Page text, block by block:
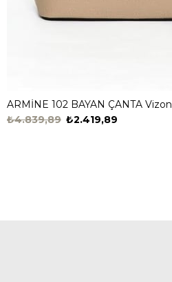
ARMİNE 102 BAYAN ÇANTA Vizon
₺2.419,89
₺4.839,89